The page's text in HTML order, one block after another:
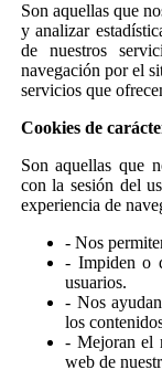
Son aquellas que
y analizar
de nuestros
navegación por el
servicios que
Cookies de
Son aquellas que
con la sesión del
experiencia de
- Nos
- Impiden o
usuarios.
- Nos
los
- Mejoran el
web de